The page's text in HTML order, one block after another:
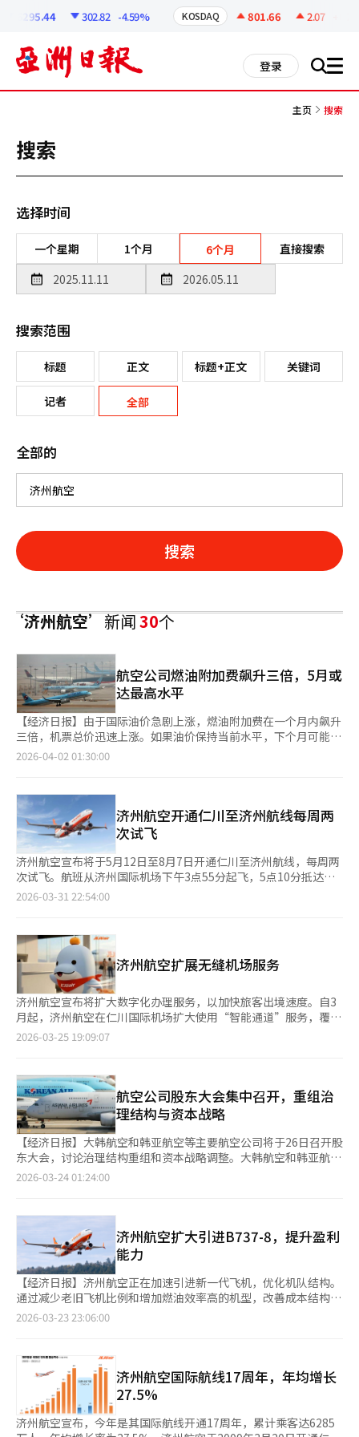
6295.44 302.82 -4.59% KOSDAQ 801.66 2.07 +0.26%
登录 搜 all
主页 搜索
搜索
选择时间
一个星期 1个月 6个月 直接搜索
搜索范围
标题 正文 标题+正文 关键词
记者 全部
全部的
搜索
‘济州航空’新闻30个
航空公司燃油附加费飙升三倍，5月或
达最高水平
【经济日报】由于国际油价急剧上涨，燃油附加费在一个月内飙升
三倍，机票总价迅速上涨。如果油价保持当前水平，下个月可能会
进一步上涨，尤其是长途航线的成本负担将加重。根据航空业界消
326.71美分（每桶137.22美元），属于现行33级体系中的18级。
与上月的6级相比，一个月内上升了12级，是2016年现行体系引入
以来的最大涨幅。燃油附加费是航空公司为补偿航空燃油价格波动
而在机票运费中额外收取的费用。根据国土交通部的距离比例标
准，各航空公司每月调整，并在出票时适用。国内主要航空公司已
反映级别上升，集体上调本月燃油附加费。大韩航空国际航线单程
最低为4.2万韩元，最高为30.3万韩元，比上月上涨了三倍以上。
长途航线如仁川至纽约、芝加哥、亚特兰大、华盛顿、多伦多的单
约40万韩元。韩亚航空的单程费用从4.39万韩元提高到25.19万韩
元。低成本航空公司（LCC）也跟随这一趋势。济州航空调整为29
至68美元，真航空为25至76美元，易斯达航空为29至68美元。德
威航空从3.08万韩元提高到21.39万韩元，首尔航空从4.68万韩元
提高到8.05万韩元。货运方面的负担也在迅速扩大。大韩航空长途
航线每公斤燃油附加费为2190韩元，中途为2060韩元，短途为
1960韩元。与上月的450至510韩元相比，增长了四倍以上。问题
在于上涨趋势仍在继续。下个月燃油附加费的计算基准为3月16日
日，亚洲航空燃油价格为每加仑522.08美分，远高于现行体系最高
级别的470美分。如果当前价格趋势持续，5月适用的燃油附加费
可能首次达到最高的33级。在这种情况下，长途航线的单程燃油附
加费可能从目前的约30万韩元上升到50万韩元以上，短途航线也
可能上涨到10万韩元左右。燃油成本增加直接影响航空公司的整体
收益结构。由于无法将燃油成本的上涨完全反映在运费中，航空公
司必须自行吸收部分成本。业内人士表示，油价每桶上涨1美元，
大韩航空每年将增加约3050万美元（约450亿韩元）的额外成本。
航线将从每周7次减少到4次，新加坡航线也将以同样方式减少。该
计划将在获得国土交通部批准后确定。航线缩减是为了通过减少供
应来防止损益恶化。由于飞机运营时燃油费和固定费用同时发生，
乘客率低的航线可能导致运营亏损。特别是第二季度被视为季节性
淡季，需求放缓和成本增加可能同时出现。从需求方面来看，负担
因素也在扩大。燃油附加费的上涨直接导致机票总价上涨，长途航
力将急剧下降。在需求减少和供应缩减同时出现的情况下，单靠个
别航空公司的应对是有限的。”※ 本报道经人工智能（AI）系统翻
译与编辑。
2026-04-02 01:30:00
济州航空开通仁川至济州航线每周两
次试飞
济州航空宣布将于5月12日至8月7日开通仁川至济州航线，每周两
次试飞。航班从济州国际机场下午3点55分起飞，5点10分抵达仁
川国际机场；从仁川机场下午6点5分起飞，7点25分抵达济州机
国际机场，可直接在仁川办理国内航班手续前往济州。根据济州旅
游大数据平台的统计，去年访问济州的外国游客为224.2万人，比
2024年增长17.7%。济州航空将在下月1日至19日推出机票折扣促
销，单程票价含燃油附加费和机场使用费，最低为13100韩元。还
提供往返票价最多1万韩元的折扣码，并在5月推出家庭月活动，3
人以上预订可免除所有儿童（2至12岁）的机票费用。济州航空相
关人士表示：“通过开通仁川至济州航线，我们期待能大大促进地
方旅游的均衡发展和区域间的出行便利。”※ 本报道经人工智能
2026-03-31 22:54:00
济州航空扩展无缝机场服务
济州航空宣布将扩大数字化办理服务，以加快旅客出境速度。自3
月起，济州航空在仁川国际机场扩大使用“智能通道”服务，覆盖
自助行李托运和登机口。旅客可通过面部识别快速完成出境手续。
外，国际航班乘客可在出发前40分钟收到登机口和出发信息提醒，
确保准时登机。特别是，济州航空在仁川机场第一航站楼的L柜台
靠近5号出境口，方便旅客快速办理所有手续。旅客需随身携带护
照和登机牌，护照损坏可能导致入境被拒，需提前确认。国内航班
乘客也将享受更多便利。独立有功者、4·3事件幸存者及遗属等身
份优惠对象，除首次注册外，可在国内航班自助终端机上领取手机
登机牌。国内航班自助终端机办理时间从出发前12小时延长至24
小时，提升团体旅客和提前办理手续旅客的便利性。※ 本报道经
2026-03-25 19:09:07
航空公司股东大会集中召开，重组治
理结构与资本战略
【经济日报】大韩航空和韩亚航空等主要航空公司将于26日召开股
东大会，讨论治理结构重组和资本战略调整。大韩航空和韩亚航空
在合并前进行制度调整，而低成本航空公司（LCC）则专注于扩大
款、引入电子股东大会、加强审计委员会构成。删除集中投票制排
除条款旨在扩大少数股东在董事选举中的影响力，允许机构投资者
和外部股东更多参与。引入电子股东大会则是为了提高股东参与
率，增强股东的可及性和决策效率。加强审计委员会构成是为了扩
大内部控制功能。韩亚航空也将在同日上午9时召开股东大会，提
出与大韩航空相同方向的制度改革，作为合并后的预备措施。议题
还包括扩大董事的忠实义务对象，以明确管理责任标准。真航空将
在同日上午9时召开股东大会，调整审计委员选任结构和投票方
会，提出修改章程，扩大独立董事比例和引入电子股东大会。德威
航空则计划在31日上午10时召开股东大会，提出修改章程以扩大
资本筹集手段，包括发行可转换债券和附认股权证债券。航空业界
人士表示，各公司章程修改内容显示出不同的优先事项，大韩航空
和韩亚航空主要是为合并后的内部控制做准备，而LCC则集中在确
保投资资金。※ 本报道经人工智能（AI）系统翻译与编辑。
2026-03-24 01:24:00
济州航空扩大引进B737-8，提升盈利
能力
【经济日报】济州航空正在加速引进新一代飞机，优化机队结构。
通过减少老旧飞机比例和增加燃油效率高的机型，改善成本结构并
确保财务稳定。据业内消息，济州航空已购买第10架B737-8飞
州航空自2023年首次引进2架B737-8后，2024年又增加6架，并归
还2架超过20年机龄的租赁飞机，逐步减少老旧机型。今年2月初
引进第9架后，仅一个月又增加第10架，加快了机队更新速度。
B737-8较现有机型燃油效率更高，直接影响航空公司成本结构。
济州航空表示，新一代飞机的引进已显著降低燃油费用。燃油成本
2026-03-23 23:06:00
济州航空国际航线17周年，年均增长
27.5%
济州航空宣布，今年是其国际航线开通17周年，累计乘客达6285